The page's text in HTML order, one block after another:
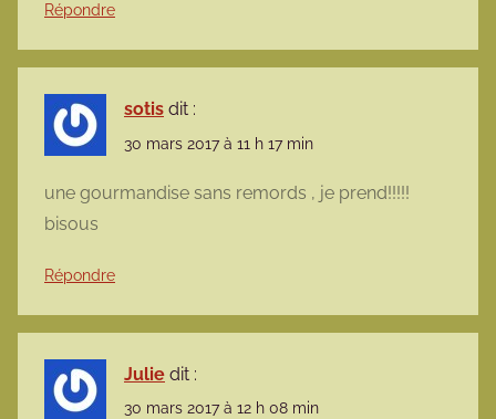
Répondre
sotis dit :
30 mars 2017 à 11 h 17 min
une gourmandise sans remords , je prend!!!!!
bisous
Répondre
Julie dit :
30 mars 2017 à 12 h 08 min